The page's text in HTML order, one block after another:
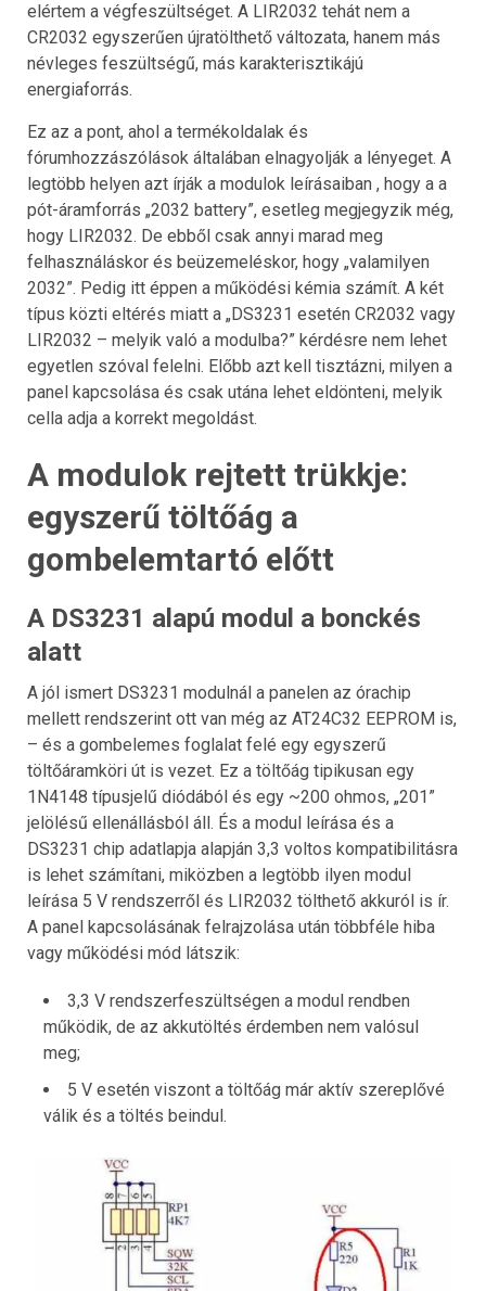
elértem a végfeszültséget. A LIR2032 tehát nem a
CR2032 egyszerűen újratölthető változata, hanem más
névleges feszültségű, más karakterisztikájú
energiaforrás.
Ez az a pont, ahol a termékoldalak és
fórumhozzászólások általában elnagyolják a lényeget. A
legtöbb helyen azt írják a modulok leírásaiban , hogy a a
pót-áramforrás „2032 battery”, esetleg megjegyzik még,
hogy LIR2032. De ebből csak annyi marad meg
felhasználáskor és beüzemeléskor, hogy „valamilyen
2032”. Pedig itt éppen a működési kémia számít. A két
típus közti eltérés miatt a „DS3231 esetén CR2032 vagy
LIR2032 – melyik való a modulba?” kérdésre nem lehet
egyetlen szóval felelni. Előbb azt kell tisztázni, milyen a
panel kapcsolása és csak utána lehet eldönteni, melyik
cella adja a korrekt megoldást.
A modulok rejtett trükkje:
egyszerű töltőág a
gombelemtartó előtt
A DS3231 alapú modul a bonckés
alatt
A jól ismert DS3231 modulnál a panelen az órachip
mellett rendszerint ott van még az AT24C32 EEPROM is,
– és a gombelemes foglalat felé egy egyszerű
töltőáramköri út is vezet. Ez a töltőág tipikusan egy
1N4148 típusjelű diódából és egy ~200 ohmos, „201”
jelölésű ellenállásból áll. És a modul leírása és a
DS3231 chip adatlapja alapján 3,3 voltos kompatibilitásra
is lehet számítani, miközben a legtöbb ilyen modul
leírása 5 V rendszerről és LIR2032 tölthető akkuról is ír.
A panel kapcsolásának felrajzolása után többféle hiba
vagy működési mód látszik:
3,3 V rendszerfeszültségen a modul rendben
működik, de az akkutöltés érdemben nem valósul
meg;
5 V esetén viszont a töltőág már aktív szereplővé
válik és a töltés beindul.